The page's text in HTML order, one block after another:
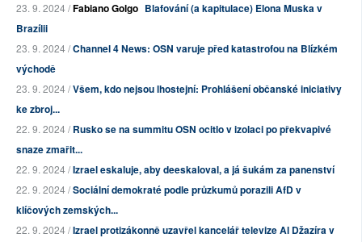
23. 9. 2024 /Fabiano Golgo Blafování (a kapitulace) Elona Muska v
Brazílii
23. 9. 2024 /Channel 4 News: OSN varuje před katastrofou na Blízkém
východě
23. 9. 2024 /Všem, kdo nejsou lhostejní: Prohlášení občanské iniciativy
ke zbroj...
22. 9. 2024 /Rusko se na summitu OSN ocitlo v izolaci po překvapivé
snaze zmařit...
22. 9. 2024 /Izrael eskaluje, aby deeskaloval, a já šukám za panenství
22. 9. 2024 /Sociální demokraté podle průzkumů porazili AfD v
klíčových zemských...
22. 9. 2024 /Izrael protizákonně uzavřel kancelář televize Al Džazíra v